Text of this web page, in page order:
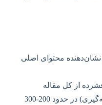
محتوای اصلی
از کل مقاله
(مقدمه، روش‌ها، نتایج، و نتیجه‌گیری) در حدود 200-300